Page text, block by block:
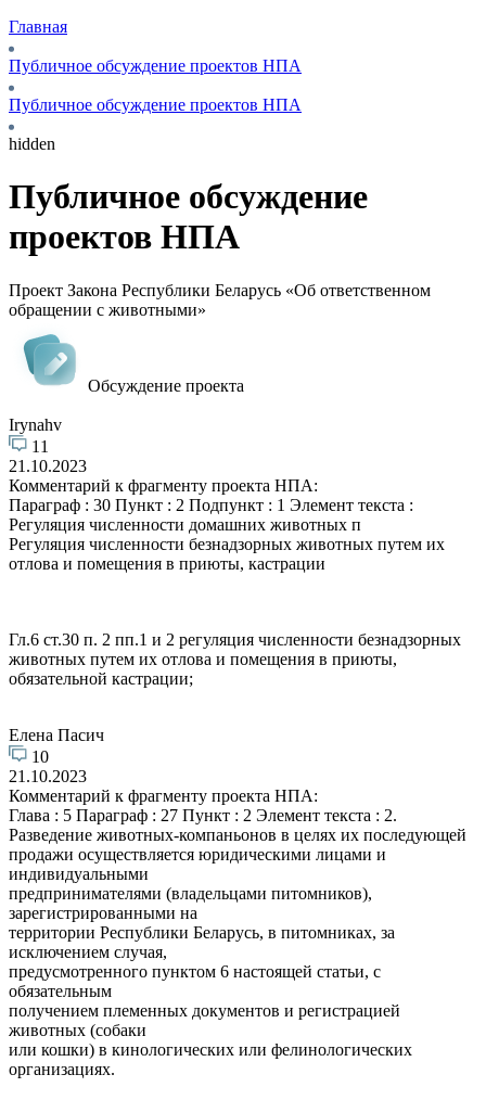
Главная
Публичное обсуждение проектов НПА
Публичное обсуждение проектов НПА
hidden
Публичное обсуждение
проектов НПА
Проект Закона Республики Беларусь «Об ответственном
обращении с животными»
Обсуждение проекта
Irynahv
11
21.10.2023
Комментарий к фрагменту проекта НПА:
Параграф : 30 Пункт : 2 Подпункт : 1 Элемент текста :
Регуляция численности домашних животных п
Регуляция численности безнадзорных животных путем их
отлова и помещения в приюты, кастрации
Гл.6 ст.30 п. 2 пп.1 и 2 регуляция численности безнадзорных
животных путем их отлова и помещения в приюты,
обязательной кастрации;
Елена Пасич
10
21.10.2023
Комментарий к фрагменту проекта НПА:
Глава : 5 Параграф : 27 Пункт : 2 Элемент текста : 2.
Разведение животных-компаньонов в целях их последующей
продажи осуществляется юридическими лицами и
индивидуальными
предпринимателями (владельцами питомников),
зарегистрированными на
территории Республики Беларусь, в питомниках, за
исключением случая,
предусмотренного пунктом 6 настоящей статьи, с
обязательным
получением племенных документов и регистрацией
животных (собаки
или кошки) в кинологических или фелинологических
организациях.